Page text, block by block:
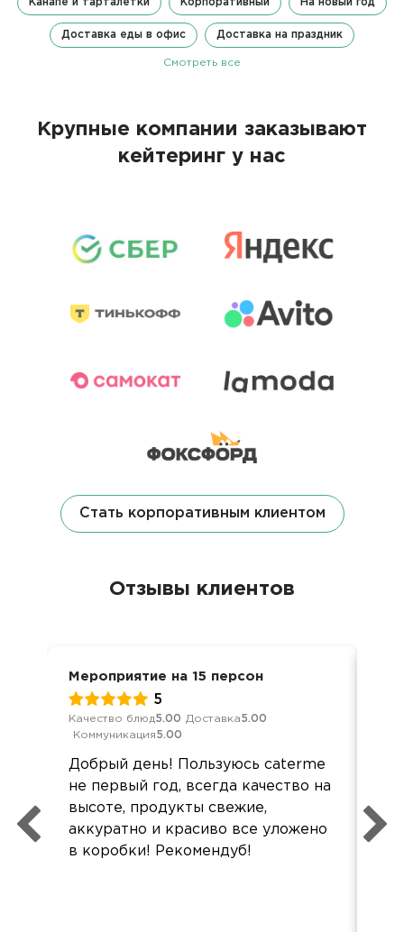
Канапе и тарталетки Корпоративный На новый год
Доставка еды в офис Доставка на праздник
Смотреть все
Крупные компании заказывают
кейтеринг у нас
Стать корпоративным клиентом
Отзывы клиентов
Мероприятие на 15 персон
5
Качество блюд5.00 Доставка5.00
Коммуникация5.00
Добрый день! Пользуюсь caterme
не первый год, всегда качество на
высоте, продукты свежие,
аккуратно и красиво все уложено
в коробки! Рекомендуб!
Вы